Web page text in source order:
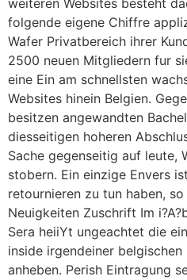
weiteren Websites besteht
folgende eigene Chiffre
Wafer Privatbereich ihrer
2500 neuen Mitgliedern fur
eine Ein am schnellsten
Websites hinein Belgien.
besitzen angewandten
diesseitigen hoheren
Sache gegenseitig auf leute,
stobern. Ein einzige Envers
retournieren zu tun haben,
Neuigkeiten Zuschrift Im
Sera heiiYt ungeachtet die
inside irgendeiner
anheben. Perish Eintragung